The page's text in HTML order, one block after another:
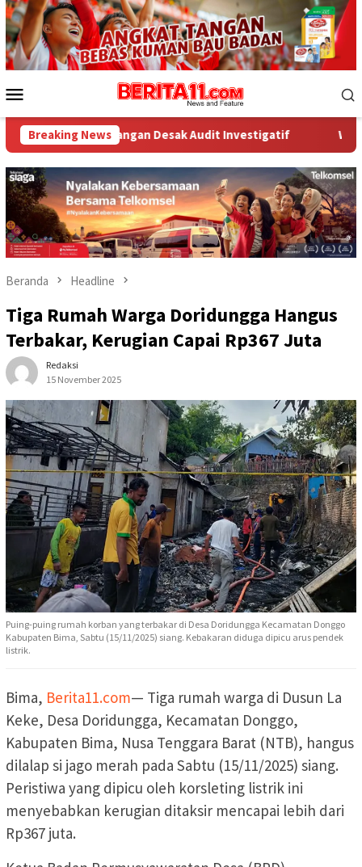
Loncat
ke
konten
Mobile
Breaking News
Desak Audit Investigatif WNA Asal Arab Saudi
Beranda Headline
Tiga Rumah Warga Doridungga Hangus
Terbakar, Kerugian Capai Rp367 Juta
Redaksi
15 November 2025
Puing-puing rumah korban yang terbakar di Desa Doridungga Kecamatan Donggo
Kabupaten Bima, Sabtu (15/11/2025) siang. Kebakaran diduga dipicu arus pendek
listrik.
Bima, Berita11.com— Tiga rumah warga di Dusun La
Keke, Desa Doridungga, Kecamatan Donggo,
Kabupaten Bima, Nusa Tenggara Barat (NTB), hangus
dilalap si jago merah pada Sabtu (15/11/2025) siang.
Peristiwa yang dipicu oleh korsleting listrik ini
menyebabkan kerugian ditaksir mencapai lebih dari
Rp367 juta.